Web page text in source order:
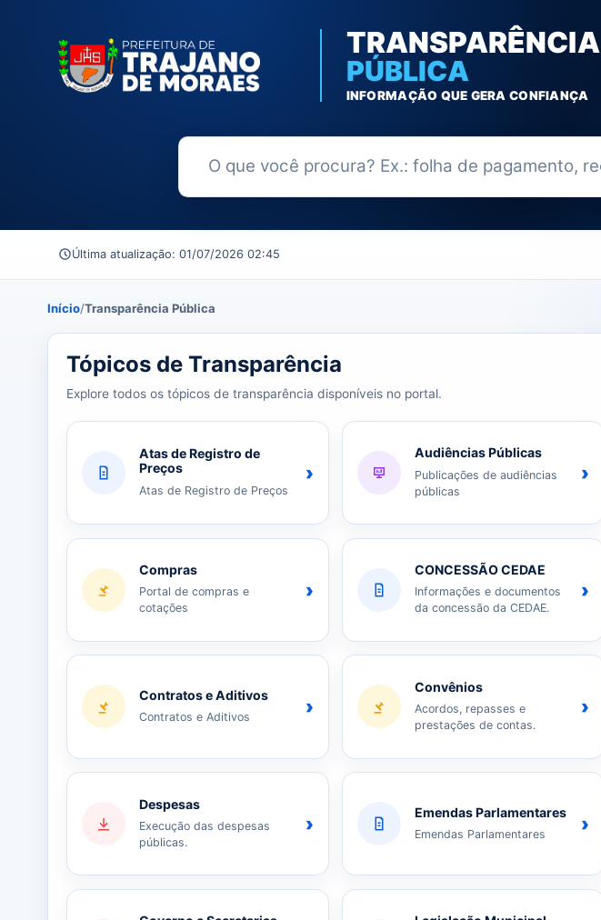
TRANSPARÊNCIA
PÚBLICA
INFORMAÇÃO QUE GERA CONFIANÇA
Buscar no Portal da Transparência
Última atualização: 01/07/2026 02:45
Início/Transparência Pública
39 tópicos carregados do banco de dados.
Tópicos de Transparência
Explore todos os tópicos de transparência disponíveis no portal.
Atas de Registro de
Preços
Atas de Registro de Preços
›
Audiências Públicas
Publicações de audiências
públicas
›
Compras
Portal de compras e
cotações
›
CONCESSÃO CEDAE
Informações e documentos
da concessão da CEDAE.
›
Contratos e Aditivos
Contratos e Aditivos ›
Convênios
Acordos, repasses e
prestações de contas.
›
Despesas
Execução das despesas
públicas.
›
Emendas Parlamentares
Emendas Parlamentares ›